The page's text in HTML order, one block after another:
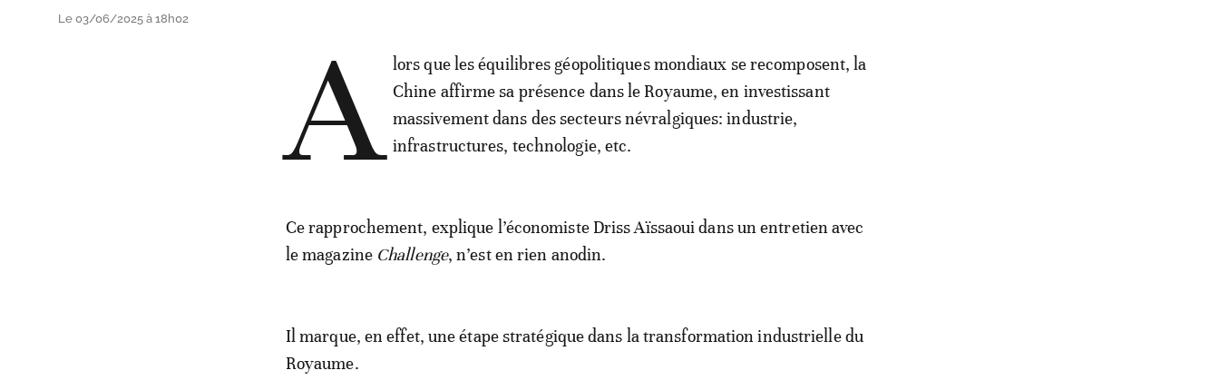
Le 03/06/2025 à 18h02 A lors que les équilibres géopolitiques mondiaux se recomposent, la
Chine affirme sa présence dans le Royaume, en investissant
massivement dans des secteurs névralgiques: industrie,
infrastructures, technologie, etc.
Ce rapprochement, explique l’économiste Driss Aïssaoui dans un entretien avec
le magazine Challenge, n’est en rien anodin.
Il marque, en effet, une étape stratégique dans la transformation industrielle du
Royaume.